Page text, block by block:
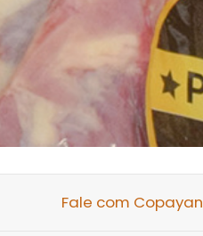
Fale com Copayan